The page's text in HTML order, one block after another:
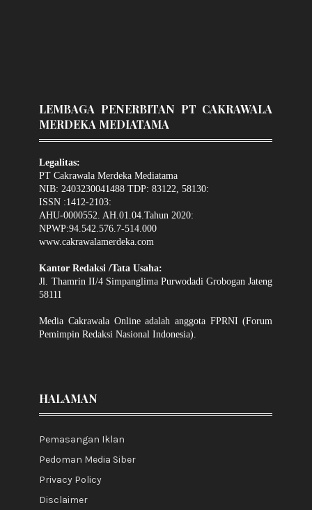
LEMBAGA PENERBITAN PT CAKRAWALA
MERDEKA MEDIATAMA
Legalitas:
PT Cakrawala Merdeka Mediatama
NIB: 2403230041488 TDP: 83122, 58130:
ISSN :1412-2103:
AHU-0000552. AH.01.04.Tahun 2020:
NPWP:94.542.576.7-514.000
www.cakrawalamerdeka.com
Kantor Redaksi /Tata Usaha:
Jl. Thamrin II/4 Simpanglima Purwodadi Grobogan Jateng
58111
Media Cakrawala Online adalah anggota FPRNI (Forum
Pemimpin Redaksi Nasional Indonesia).
HALAMAN
Pemasangan Iklan
Pedoman Media Siber
Privacy Policy
Disclaimer